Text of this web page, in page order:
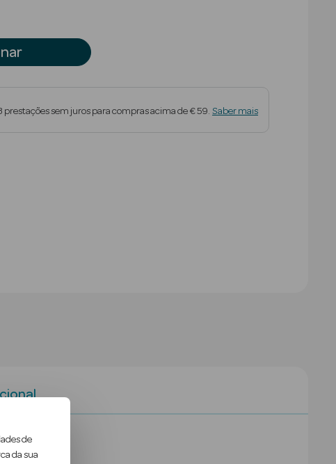
de
da sua
prestações sem juros para compras acima de € 59. Saber mais